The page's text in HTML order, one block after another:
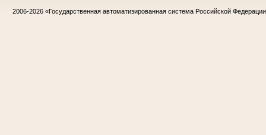
2006-2026 «Государственная автоматизированная система Российской